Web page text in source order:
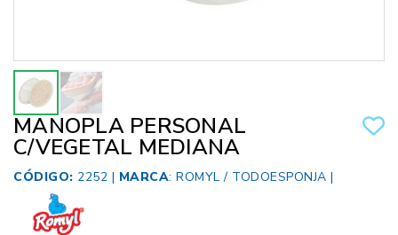
MANOPLA PERSONAL
C/VEGETAL MEDIANA
CÓDIGO: 2252 | MARCA: ROMYL / TODOESPONJA |